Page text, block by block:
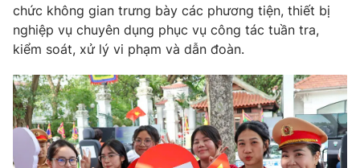
Tư vấn
Chuyên mục khác
Photo Infographic
Video Shorts video
chức không gian trưng bày các phương tiện, thiết bị
nghiệp vụ chuyên dụng phục vụ công tác tuần tra,
kiểm soát, xử lý vi phạm và dẫn đoàn.